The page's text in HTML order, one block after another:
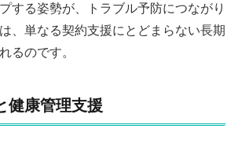
する姿勢が、トラブル予防につながり
、単なる契約支援にとどまらない長期
るのです。
健康管理支援